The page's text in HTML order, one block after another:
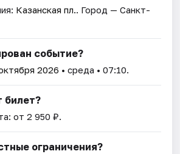
Казанская пл.. Город — Санкт-
событие?
2026 • среда • 07:10.
билет?
от 2 950 ₽.
ограничения?